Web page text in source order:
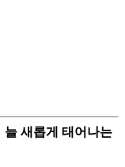
늘 새롭게 태어나는